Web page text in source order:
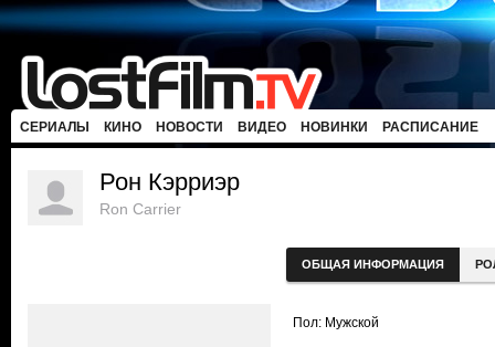
СЕРИАЛЫ КИНО НОВОСТИ ВИДЕО НОВИНКИ РАСПИСАНИЕ
Рон Кэрриэр
Ron Carrier
ОБЩАЯ ИНФОРМАЦИЯ
Пол: Мужской